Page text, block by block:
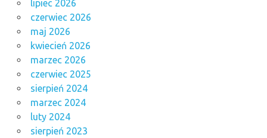
lipiec 2026
czerwiec 2026
maj 2026
kwiecień 2026
marzec 2026
czerwiec 2025
sierpień 2024
marzec 2024
luty 2024
sierpień 2023